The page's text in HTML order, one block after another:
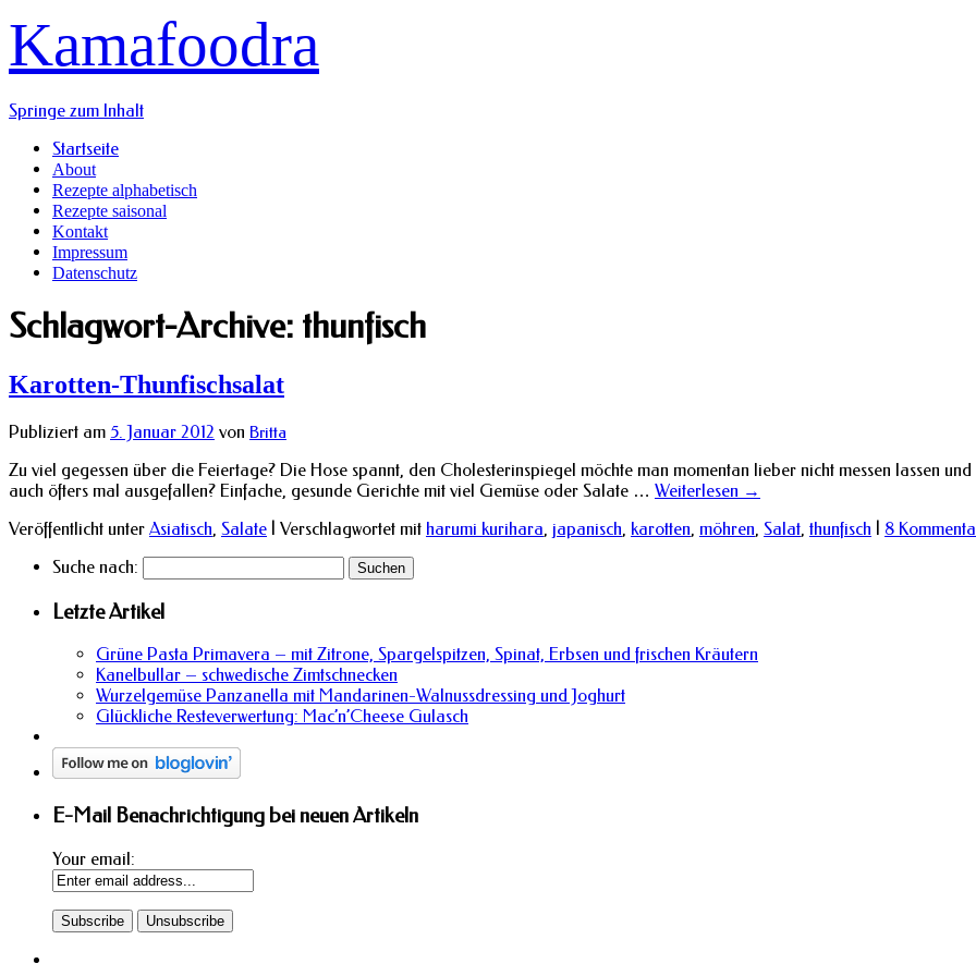
Kamafoodra
Springe zum Inhalt
Startseite
About
Rezepte alphabetisch
Rezepte saisonal
Kontakt
Impressum
Datenschutz
Schlagwort-Archive: thunfisch
Karotten-Thunfischsalat
Publiziert am 5. Januar 2012 von Britta
Zu viel gegessen über die Feiertage? Die Hose spannt, den Cholesterinspiegel möchte man momentan lieber nicht messen lassen
auch öfters mal ausgefallen? Einfache, gesunde Gerichte mit viel Gemüse oder Salate … Weiterlesen →
Veröffentlicht unter Asiatisch, Salate Verschlagwortet mit harumi kurihara, japanisch, karotten, möhren, Salat, thunfisch
8
Suche nach:
Letzte Artikel
Grüne Pasta Primavera – mit Zitrone, Spargelspitzen, Spinat, Erbsen und frischen Kräutern
Kanelbullar – schwedische Zimtschnecken
Wurzelgemüse Panzanella mit Mandarinen-Walnussdressing und Joghurt
Glückliche Resteverwertung: Mac’n’Cheese Gulasch
E-Mail Benachrichtigung bei neuen Artikeln
Your email: